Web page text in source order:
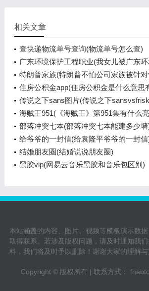
相关文章
查快递物流单号查询(物流单号怎么查)
广东环境保护工程职业(我女儿被广东
业学院资源
特朗普家族(特朗普不怕公司家族被针
住房公积金app(住房公积金是什么意思
传说之下sans图片(传说之下
模式)
海贼王951(《海贼王》第951集有什么
部落冲突七本(部落冲突七本能建多少墙
给爷爷的一封信(给袁隆平爷爷的一封信
结婚朋友圈(结婚说说朋友圈)
黑胶vip(网易云音乐黑胶和音乐包区别)
本站涵盖的内容、图片、视频等模板演示数
取得联系。若涉及版权问题，请及时通知我
料，我们将及时予以删除！谢谢大家的理解与
Copyright © 版权所有 | 联系方式：